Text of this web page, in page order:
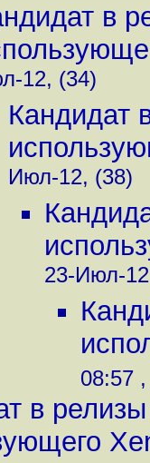
в
12, (34)
Кандидат
Июл-12, (38)
23-Июл-
08:57
в